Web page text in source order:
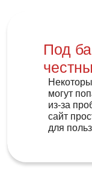
Под
могут
из-за
сайт
для